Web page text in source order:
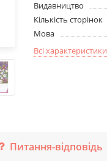
Видавництво
Кількість сторінок
Мова
Всі характеристики
Питання-відповідь